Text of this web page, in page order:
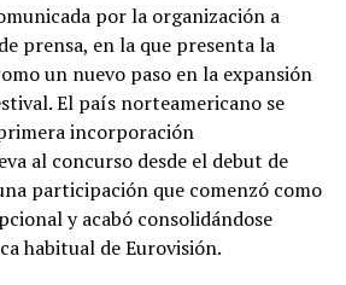
por la organización a
prensa, en la que presenta la
un nuevo paso en la expansión
El país norteamericano se
incorporación
al concurso desde el debut de
participación que comenzó como
y acabó consolidándose
habitual de Eurovisión.